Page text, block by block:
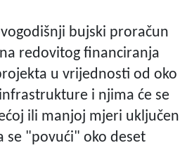
bujski proračun
redovitog financiranja
u vrijednosti od oko
i njima će se
ili manjoj mjeri uključen
se "povući" oko deset